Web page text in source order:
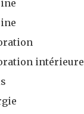
intérieure